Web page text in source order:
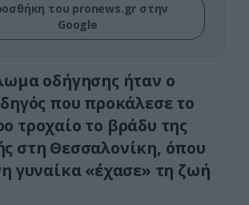
του pronews.gr στην
Google
οδήγησης ήταν ο
που προκάλεσε το
τροχαίο το βράδυ της
στη Θεσσαλονίκη, όπου
γυναίκα «έχασε» τη ζωή